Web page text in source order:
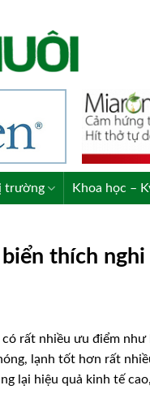
trường Khoa học –
thích
rất nhiều ưu điểm
lạnh tốt hơn rất
lại hiệu quả kinh tế